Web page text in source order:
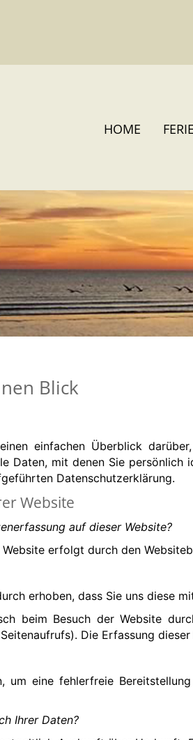
HOME
Blick
einfachen Überblick
Daten, mit denen Sie
Datenschutzerklärung.
Website
auf dieser Website?
erfolgt durch den
erhoben, dass Sie uns diese
beim Besuch der Website
Die Erfassung
um eine fehlerfreie
Ihrer Daten?